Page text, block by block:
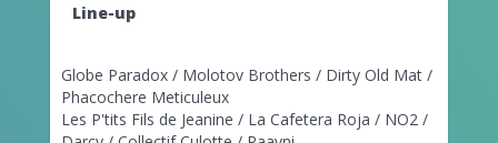
Line-up
Globe Paradox / Molotov Brothers / Dirty Old Mat /
Phacochere Meticuleux
Les P'tits Fils de Jeanine / La Cafetera Roja / NO2 /